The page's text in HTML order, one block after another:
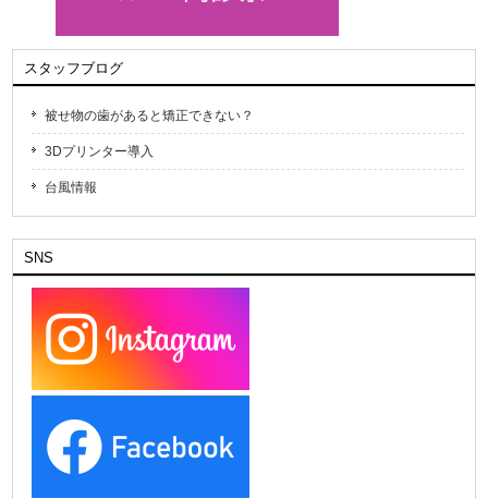
スタッフブログ
被せ物の歯があると矯正できない？
3Dプリンター導入
台風情報
SNS